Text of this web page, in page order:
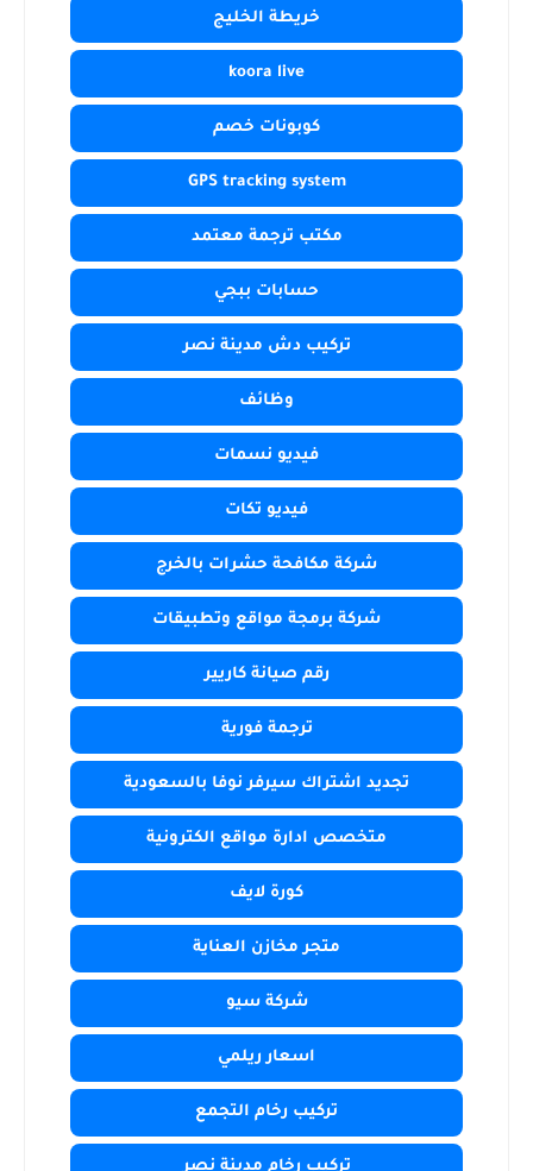
خريطة الخليج
koora live
كوبونات خصم
GPS tracking system
مكتب ترجمة معتمد
حسابات ببجي
تركيب دش مدينة نصر
وظائف
فيديو نسمات
فيديو تكات
شركة مكافحة حشرات بالخرج
شركة برمجة مواقع وتطبيقات
رقم صيانة كاريير
ترجمة فورية
تجديد اشتراك سيرفر نوفا بالسعودية
متخصص ادارة مواقع الكترونية
كورة لايف
متجر مخازن العناية
شركة سيو
اسعار ريلمي
تركيب رخام التجمع
تركيب رخام مدينة نصر